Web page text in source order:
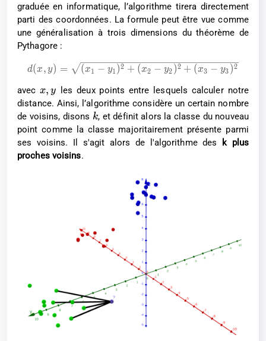
graduée en informatique, l’algorithme tirera directement
parti des coordonnées. La formule peut être vue comme
une généralisation à trois dimensions du théorème de
Pythagore :
d(x, y) = (x1 − y1 )2 + (x2 − y2 )2 + (x3 − y3 )2
avecx, y
les deux points entre lesquels calculer notre
distance. Ainsi, l’algorithme considère un certain nombre
de voisins, disons k, et définit alors la classe du nouveau
point comme la classe majoritairement présente parmi
ses voisins. Il s'agit alors de l'algorithme des
k plus
proches voisins.